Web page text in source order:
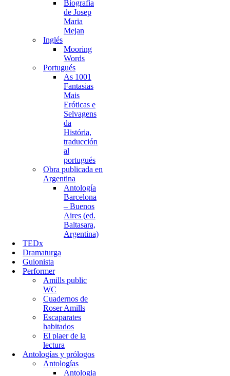
Biografia
de Josep
Maria
Mejan
Inglés
Mooring
Words
Portugués
As 1001
Fantasias
Mais
Eróticas e
Selvagens
da
História,
traducción
al
portugués
Obra publicada en
Argentina
Antología
Barcelona
– Buenos
Aires (ed.
Baltasara,
Argentina)
TEDx
Dramaturga
Guionista
Performer
Amills public
WC
Cuadernos de
Roser Amills
Escaparates
habitados
El plaer de la
lectura
Antologías y prólogos
Antologías
Antologia